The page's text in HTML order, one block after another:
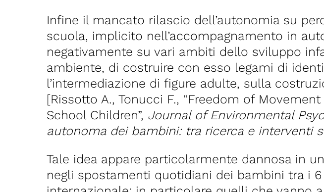
Infine il mancato rilascio dell’autonomia su
scuola, implicito nell’accompagnamento in
negativamente su vari ambiti dello sviluppo
ambiente, di costruire con esso legami di
l’intermediazione di figure adulte, sulla
[Rissotto A., Tonucci F., “Freedom of
School Children”, Journal of Environmental
autonoma dei bambini: tra ricerca e interventi
Tale idea appare particolarmente dannosa in
negli spostamenti quotidiani dei bambini tra i